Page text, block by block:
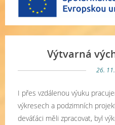
Výtvarná
26.
I přes vzdálenou výuku
výkresech a podzimních
deváťáci měli zpracovat, byl